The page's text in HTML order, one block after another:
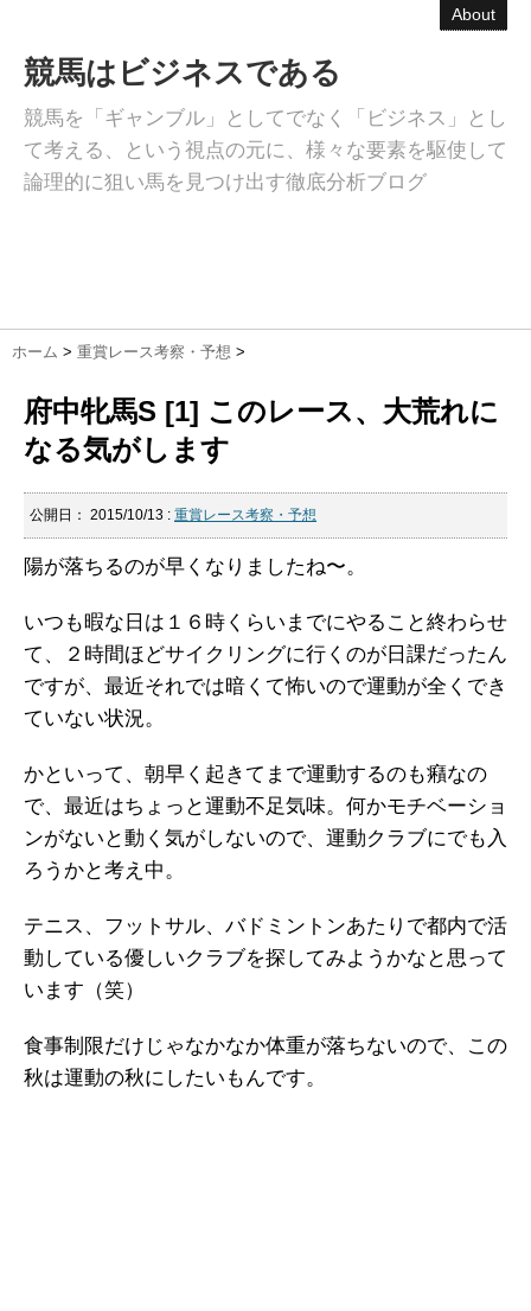
About
競馬はビジネスである
競馬を「ギャンブル」としてでなく「ビジネス」とし
て考える、という視点の元に、様々な要素を駆使して
論理的に狙い馬を見つけ出す徹底分析ブログ
ホーム > 重賞レース考察・予想 >
府中牝馬S [1] このレース、大荒れに
なる気がします
公開日： 2015/10/13 : 重賞レース考察・予想
陽が落ちるのが早くなりましたね〜。
いつも暇な日は１６時くらいまでにやること終わらせ
て、２時間ほどサイクリングに行くのが日課だったん
ですが、最近それでは暗くて怖いので運動が全くでき
ていない状況。
かといって、朝早く起きてまで運動するのも癪なの
で、最近はちょっと運動不足気味。何かモチベーショ
ンがないと動く気がしないので、運動クラブにでも入
ろうかと考え中。
テニス、フットサル、バドミントンあたりで都内で活
動している優しいクラブを探してみようかなと思って
います（笑）
食事制限だけじゃなかなか体重が落ちないので、この
秋は運動の秋にしたいもんです。